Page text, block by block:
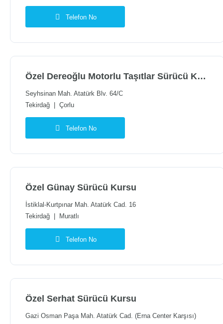
Telefon No
Özel Dereoğlu Motorlu Taşıtlar Sürücü Kursu
Seyhsinan Mah. Atatürk Blv. 64/C
Tekirdağ
Çorlu
Telefon No
Özel Günay Sürücü Kursu
İstiklal-Kurtpınar Mah. Atatürk Cad. 16
Tekirdağ
Muratlı
Telefon No
Özel Serhat Sürücü Kursu
Gazi Osman Paşa Mah. Atatürk Cad. (Erna Center Karşısı)